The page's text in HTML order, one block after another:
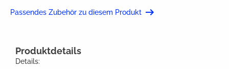
Passendes Zubehör zu diesem Produkt
Produktdetails
Details: